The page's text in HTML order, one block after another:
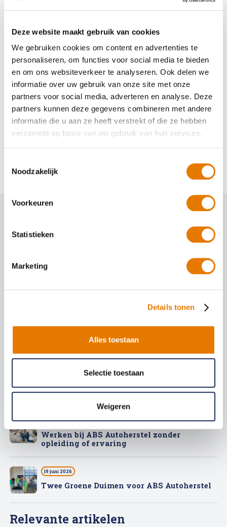
Deze website maakt gebruik van cookies
We gebruiken cookies om content en advertenties te
personaliseren, om functies voor social media te bieden
en om ons websiteverkeer te analyseren. Ook delen we
informatie over uw gebruik van onze site met onze
partners voor social media, adverteren en analyse. Deze
partners kunnen deze gegevens combineren met andere
informatie die u aan ze heeft verstrekt of die ze hebben
verzameld op basis van uw gebruik van hun services.
Noodzakelijk
Voorkeuren
Statistieken
Marketing
Details tonen
Alles toestaan
Selectie toestaan
Weigeren
Autoschadehersteller, Onze mensen Werving
Dylan over zijn vak:
Relevante artikelen
Zwarte zaterdagen 2026: de drukste dagen
van de zomer en hoe je de file doorkomt
25 juni 2026
Werken bij ABS Autoherstel zonder
opleiding of ervaring
19 juni 2026
Twee Groene Duimen voor ABS Autoherstel